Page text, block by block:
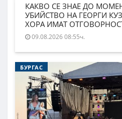
КАКВО СЕ ЗНАЕ ДО
УБИЙСТВО НА ГЕОРГИ
ХОРА ИМАТ
09.08.2026 08:55ч.
БУРГАС